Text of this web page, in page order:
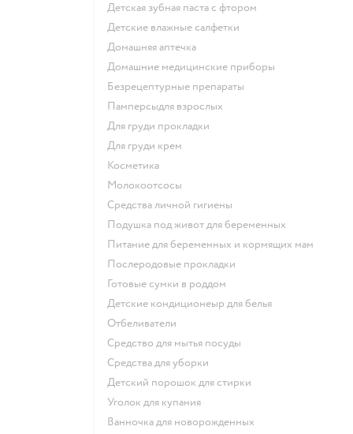
детская зубная паста с фтором
детские влажные салфетки
домашняя аптечка
домашние медицинские приборы
безрецептурные препараты
памперсыдля взрослых
для груди прокладки
для груди крем
косметика
Молокоотсосы
средства личной гигиены
подушка под живот для беременных
питание для беременных и кормящих мам
послеродовые прокладки
готовые сумки в роддом
детские кондиционеыр для белья
отбеливатели
средство для мытья посуды
средства для уборки
детский порошок для стирки
уголок для купания
ванночка для новорожденных